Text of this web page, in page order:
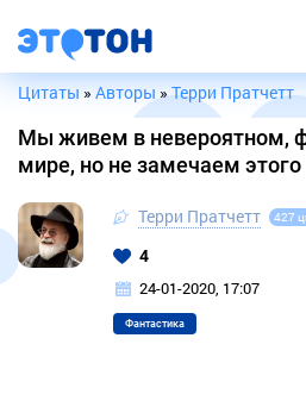
Цитаты » Авторы »Терри Пратчетт
Мы живем в невероятном,
мире, но не замечаем этого
Терри Пратчетт 427
4
24-01-2020, 17:07
Фантастика